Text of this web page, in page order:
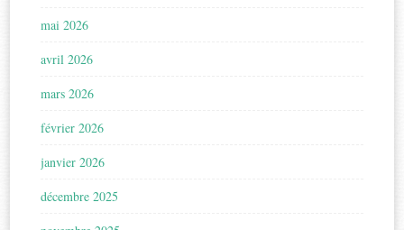
mai 2026
avril 2026
mars 2026
février 2026
janvier 2026
décembre 2025